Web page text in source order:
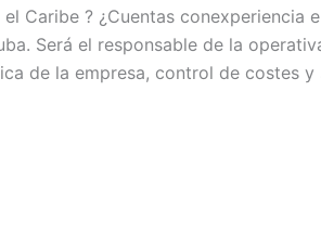
Caribe ? ¿Cuentas conexperiencia
Será el responsable de la
de la empresa, control de costes